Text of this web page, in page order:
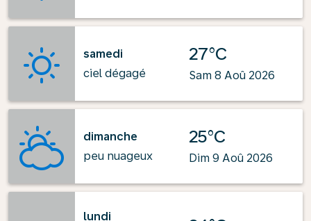
samedi
ciel dégagé
27°C
Sam 8 Aoû 2026
dimanche
peu nuageux
25°C
Dim 9 Aoû 2026
lundi